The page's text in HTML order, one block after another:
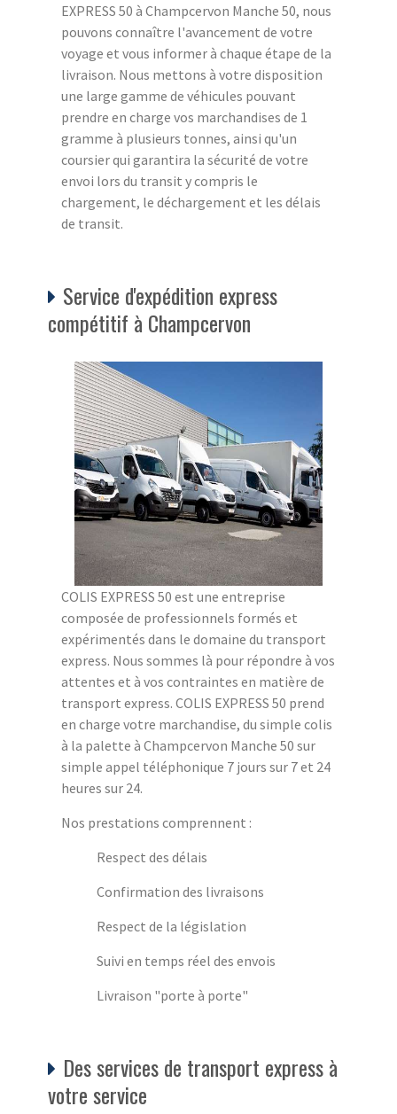
EXPRESS 50 à Champcervon Manche 50, nous
pouvons connaître l'avancement de votre
voyage et vous informer à chaque étape de la
livraison. Nous mettons à votre disposition
une large gamme de véhicules pouvant
prendre en charge vos marchandises de 1
gramme à plusieurs tonnes, ainsi qu'un
coursier qui garantira la sécurité de votre
envoi lors du transit y compris le
chargement, le déchargement et les délais
de transit.
Service d'expédition express
compétitif à Champcervon
COLIS EXPRESS 50 est une entreprise
composée de professionnels formés et
expérimentés dans le domaine du transport
express. Nous sommes là pour répondre à vos
attentes et à vos contraintes en matière de
transport express. COLIS EXPRESS 50 prend
en charge votre marchandise, du simple colis
à la palette à Champcervon Manche 50 sur
simple appel téléphonique 7 jours sur 7 et 24
heures sur 24.
Nos prestations comprennent :
Respect des délais
Confirmation des livraisons
Respect de la législation
Suivi en temps réel des envois
Livraison "porte à porte"
Des services de transport express à
votre service